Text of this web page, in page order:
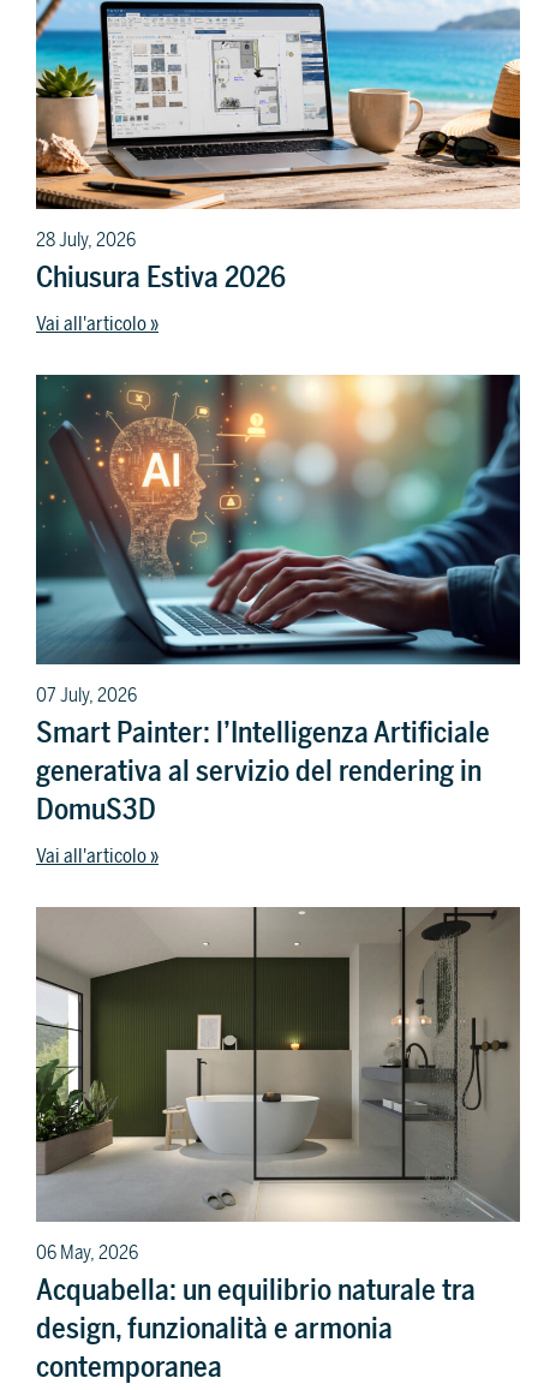
28 July, 2026
Chiusura Estiva 2026
Vai all'articolo »
07 July, 2026
Smart Painter: l’Intelligenza Artificiale
generativa al servizio del rendering in
DomuS3D
Vai all'articolo »
06 May, 2026
Acquabella: un equilibrio naturale tra
design, funzionalità e armonia
contemporanea